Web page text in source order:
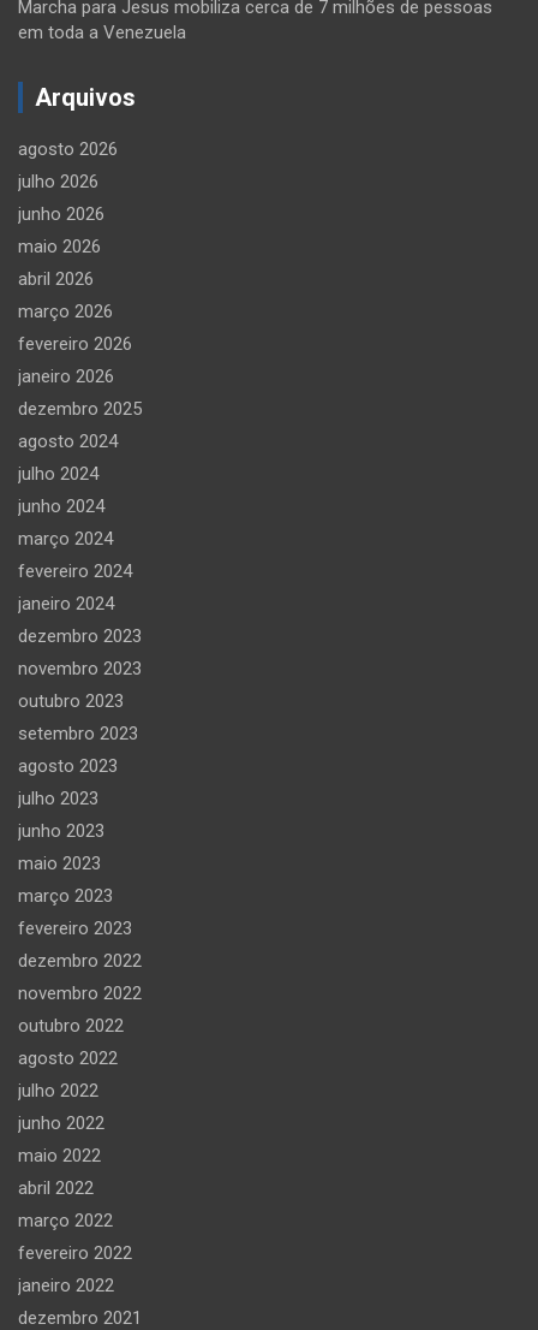
Marcha para Jesus mobiliza cerca de 7 milhões de pessoas
em toda a Venezuela
Arquivos
agosto 2026
julho 2026
junho 2026
maio 2026
abril 2026
março 2026
fevereiro 2026
janeiro 2026
dezembro 2025
agosto 2024
julho 2024
junho 2024
março 2024
fevereiro 2024
janeiro 2024
dezembro 2023
novembro 2023
outubro 2023
setembro 2023
agosto 2023
julho 2023
junho 2023
maio 2023
março 2023
fevereiro 2023
dezembro 2022
novembro 2022
outubro 2022
agosto 2022
julho 2022
junho 2022
maio 2022
abril 2022
março 2022
fevereiro 2022
janeiro 2022
dezembro 2021